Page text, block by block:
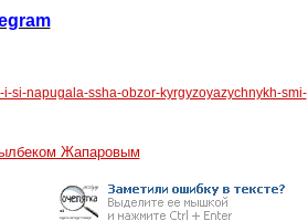
si-napugala-ssha-obzor-kyrgyzoyazychnykh-smi-
Жапаровым